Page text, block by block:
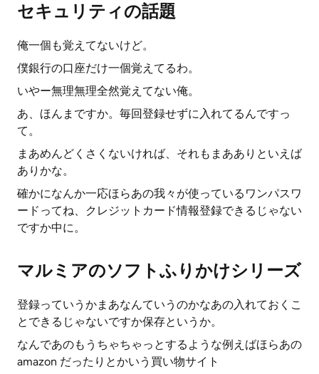
セキュリティの話題
俺一個も覚えてないけど。
僕銀行の口座だけ一個覚えてるわ。
いやー無理無理全然覚えてない俺。
あ、ほんまですか。毎回登録せずに入れてるんですっ
て。
まあめんどくさくないければ、それもまあありといえば
ありかな。
確かになんか一応ほらあの我々が使っているワンパスワ
ードってね、クレジットカード情報登録できるじゃない
ですか中に。
マルミアのソフトふりかけシリーズ
登録っていうかまあなんていうのかなあの入れておくこ
とできるじゃないですか保存というか。
なんであのもうちゃちゃっとするような例えばほらあの
amazon だったりとかいう買い物サイト